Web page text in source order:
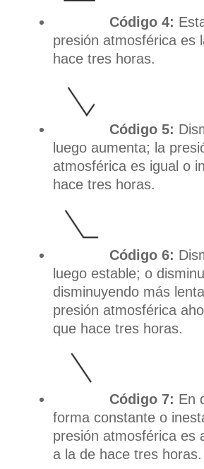
Código 4:
presión atmosférica es
hace tres horas.
Código 5:
luego aumenta; la
atmosférica es igual o
hace tres horas.
Código 6:
luego estable; o
disminuyendo más
presión atmosférica
que hace tres horas.
Código 7: En
forma constante o
presión atmosférica es
a la de hace tres horas.